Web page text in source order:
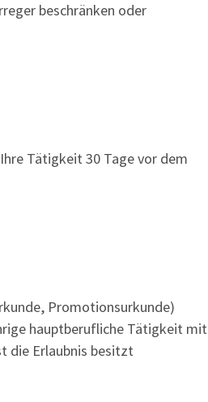
beschränken oder
Tätigkeit 30 Tage vor dem
Promotionsurkunde)
hauptberufliche Tätigkeit mit
die Erlaubnis besitzt